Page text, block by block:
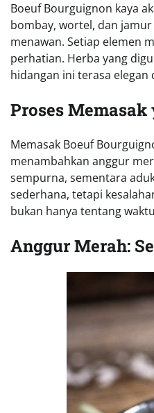
Boeuf Bourguignon kaya
bombay, wortel, dan
menawan. Setiap elemen
perhatian. Herba yang
hidangan ini terasa elegan
Proses
Memasak Boeuf
menambahkan anggur
sempurna, sementara
sederhana, tetapi
bukan hanya tentang
Anggur Merah: